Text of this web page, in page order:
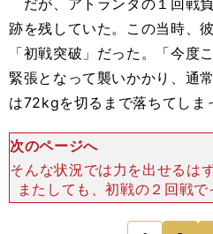
だが、アトランタの１回戦
跡を残していた。この当時、
「初戦突破」だった。「今度
緊張となって襲いかかり、通
は72kgを切るまで落ちてしま
次のページへ
そんな状況では力を出せるは
またしても、初戦の２回戦
ラ・ピエラントッツィを相手
を受ける優勢負けを喫してし